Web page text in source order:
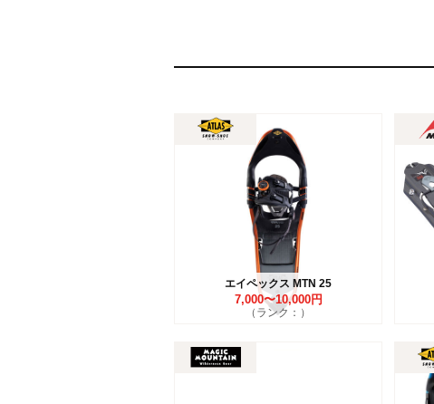
エイペックス MTN 25
7,000〜10,000円
（ランク：）